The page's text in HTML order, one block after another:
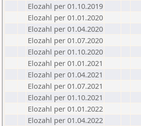
Elozahl per 01.10.2019
Elozahl per 01.01.2020
Elozahl per 01.04.2020
Elozahl per 01.07.2020
Elozahl per 01.10.2020
Elozahl per 01.01.2021
Elozahl per 01.04.2021
Elozahl per 01.07.2021
Elozahl per 01.10.2021
Elozahl per 01.01.2022
Elozahl per 01.04.2022